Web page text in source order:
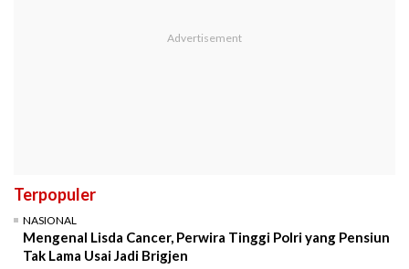
Terpopuler
NASIONAL
Mengenal Lisda Cancer, Perwira Tinggi Polri yang Pensiun
Tak Lama Usai Jadi Brigjen